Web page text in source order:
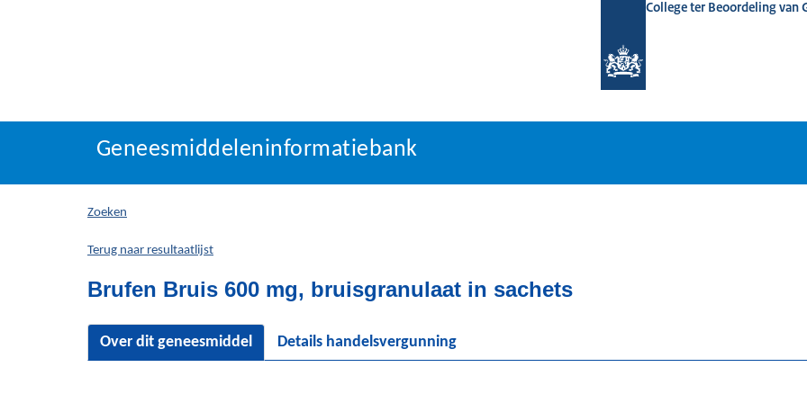
College ter Beoordeling van
Geneesmiddeleninformatiebank
U
hier:
Geneesmiddeleninformatiebank
Zoeken
Terug naar resultaatlijst
Brufen Bruis 600 mg, bruisgranulaat in sachets
Over dit geneesmiddel Details handelsvergunning